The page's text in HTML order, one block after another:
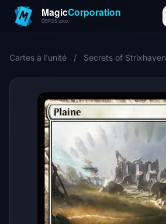
Cartes à l'unité / Secrets of Strixhaven